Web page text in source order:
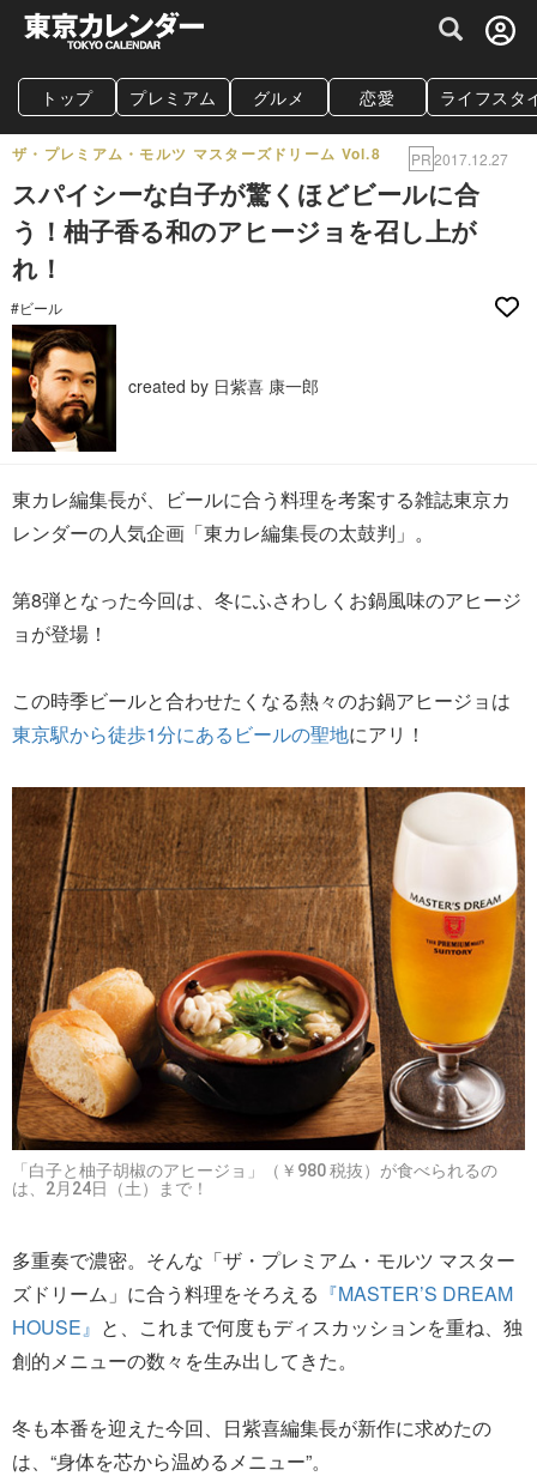
グルメ情報・プレミアムレストラン予約
トップ プレミアム グルメ 恋愛 ライフスタ
ザ・プレミアム・モルツ マスターズドリーム Vol.8 PR2017.12.27
スパイシーな白子が驚くほどビールに合
う！柚子香る和のアヒージョを召し上が
れ！
#ビール
created by 日紫喜 康一郎
東カレ編集長が、ビールに合う料理を考案する雑誌東京カ
レンダーの人気企画「東カレ編集長の太鼓判」。
第8弾となった今回は、冬にふさわしくお鍋風味のアヒージ
ョが登場！
この時季ビールと合わせたくなる熱々のお鍋アヒージョは
東京駅から徒歩1分にあるビールの聖地にアリ！
「白子と柚子胡椒のアヒージョ」（￥980 税抜）が食べられるの
は、2月24日（土）まで！
多重奏で濃密。そんな「ザ・プレミアム・モルツ マスター
ズドリーム」に合う料理をそろえる 『MASTER’S DREAM
HOUSE』 と、これまで何度もディスカッションを重ね、独
創的メニューの数々を生み出してきた。
冬も本番を迎えた今回、日紫喜編集長が新作に求めたの
は、“身体を芯から温めるメニュー”。